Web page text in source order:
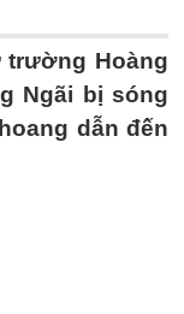
Hoàng
Ngãi bị sóng
dẫn đến